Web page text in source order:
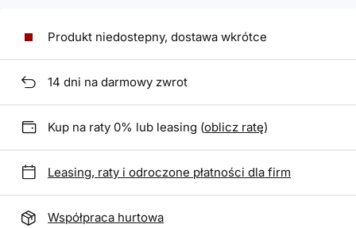
Produkt niedostepny, dostawa wkrótce
14 dni na darmowy zwrot
Kup na raty 0% lub leasing (oblicz ratę)
Leasing, raty i odroczone płatności dla firm
Współpraca hurtowa